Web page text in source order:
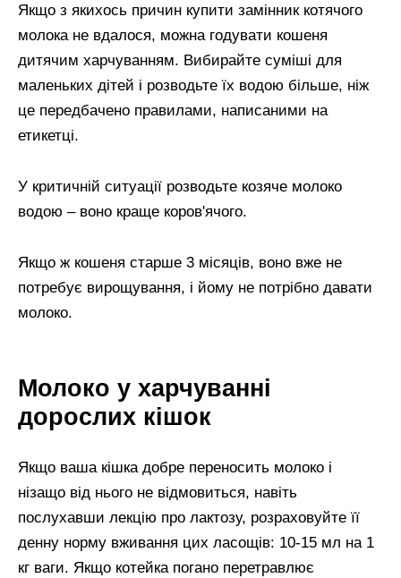
Якщо з якихось причин купити замінник котячого
молока не вдалося, можна годувати кошеня
дитячим харчуванням. Вибирайте суміші для
маленьких дітей і розводьте їх водою більше, ніж
це передбачено правилами, написаними на
етикетці.
У критичній ситуації розводьте козяче молоко
водою – воно краще коров'ячого.
Якщо ж кошеня старше 3 місяців, воно вже не
потребує вирощування, і йому не потрібно давати
молоко.
Молоко у харчуванні
дорослих кішок
Якщо ваша кішка добре переносить молоко і
нізащо від нього не відмовиться, навіть
послухавши лекцію про лактозу, розраховуйте її
денну норму вживання цих ласощів: 10-15 мл на 1
кг ваги. Якщо котейка погано перетравлює